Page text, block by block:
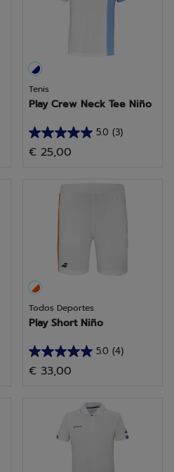
Tenis
Play Crew Neck Tee Niño
5.0 (3)
5.0
de
estrellas.
€ 25,00
Todos Deportes
Play Short Niño
5.0 (4)
5.0
de
reseñas
€ 33,00